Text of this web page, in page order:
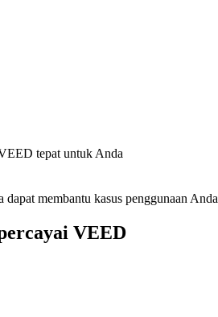
tepat untuk Anda
membantu kasus penggunaan Anda
VEED